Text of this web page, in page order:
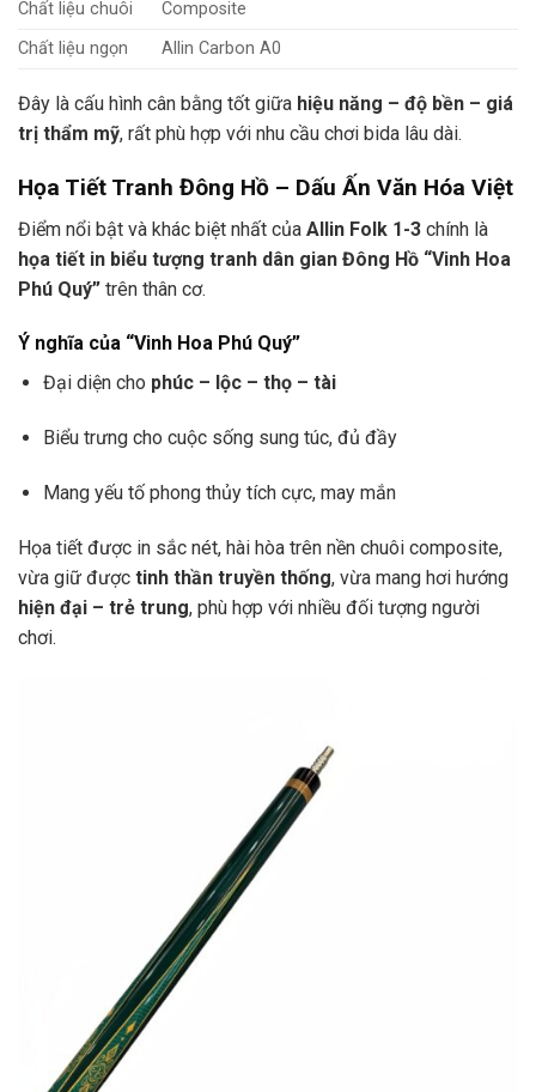
Chất liệu chuôi
Composite
Chất liệu ngọn
Allin Carbon A0
Đây là cấu hình cân bằng tốt giữa hiệu năng – độ bền – giá
trị thẩm mỹ, rất phù hợp với nhu cầu chơi bida lâu dài.
Họa Tiết Tranh Đông Hồ – Dấu Ấn Văn Hóa Việt
Điểm nổi bật và khác biệt nhất của Allin Folk 1-3 chính là
họa tiết in biểu tượng tranh dân gian Đông Hồ “Vinh Hoa
Phú Quý” trên thân cơ.
Ý nghĩa của “Vinh Hoa Phú Quý”
Đại diện cho phúc – lộc – thọ – tài
Biểu trưng cho cuộc sống sung túc, đủ đầy
Mang yếu tố phong thủy tích cực, may mắn
Họa tiết được in sắc nét, hài hòa trên nền chuôi composite,
vừa giữ được tinh thần truyền thống, vừa mang hơi hướng
hiện đại – trẻ trung, phù hợp với nhiều đối tượng người
chơi.